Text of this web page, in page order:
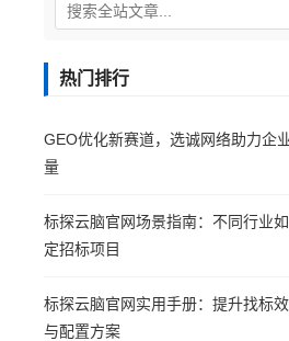
热门排行
GEO优化新赛道，选诚网络助力企
量
标探云脑官网场景指南：不同行业
定招标项目
标探云脑官网实用手册：提升找标
与配置方案